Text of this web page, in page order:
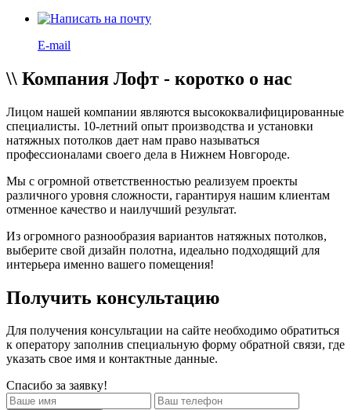
E-mail
\\ Компания Лофт - коротко о нас
Лицом нашей компании являются высококвалифицированные
специалисты. 10-летний опыт производства и установки
натяжных потолков дает нам право называться
профессионалами своего дела в Нижнем Новгороде.
Мы с огромной ответственностью реализуем проекты
различного уровня сложности, гарантируя нашим клиентам
отменное качество и наилучший результат.
Из огромного разнообразия вариантов натяжных потолков,
выберите свой дизайн полотна, идеально подходящий для
интерьера именно вашего помещения!
Получить консультацию
Для получения консультации на сайте необходимо обратиться
к оператору заполнив специальную форму обратной связи, где
указать свое имя и контактные данные.
Спасибо за заявку!